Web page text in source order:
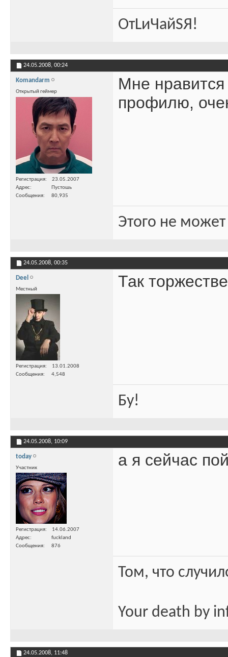
ОтLиЧайSЯ!
24.05.2008, 00:24
Komandarm
Открытый геймер
Регистрация
23.05.2007
Адрес
Пустошь
Сообщения
80,935
Мне
профилю,
Этого не
24.05.2008, 00:35
Deel
Местный
Регистрация
13.01.2008
Сообщения
4,548
Так
Бу!
24.05.2008, 10:09
today
Участник
Регистрация
14.06.2007
Адрес
fuckland
Сообщения
876
а я сейчас
Том, что
Your death by
24.05.2008, 11:48